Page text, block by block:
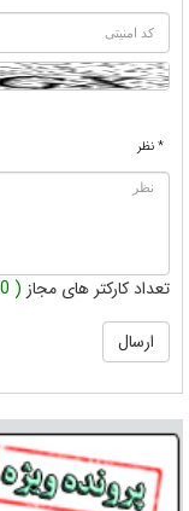
* نظر
تعداد کارکتر های مجاز ( 200 )